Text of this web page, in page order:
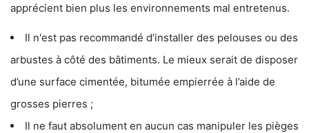
apprécient bien plus les environnements mal entretenus.
Il n'est pas recommandé d’installer des pelouses ou des
arbustes à côté des bâtiments. Le mieux serait de disposer
d’une surface cimentée, bitumée empierrée à l’aide de
grosses pierres ;
Il ne faut absolument en aucun cas manipuler les pièges